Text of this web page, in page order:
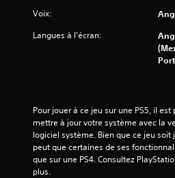
Voix:
Langues à l’écran:
Pour jouer à ce jeu sur une PS5, il
mettre à jour votre système avec la
logiciel système. Bien que ce jeu soit
peut que certaines de ses
que sur une PS4. Consultez
plus.